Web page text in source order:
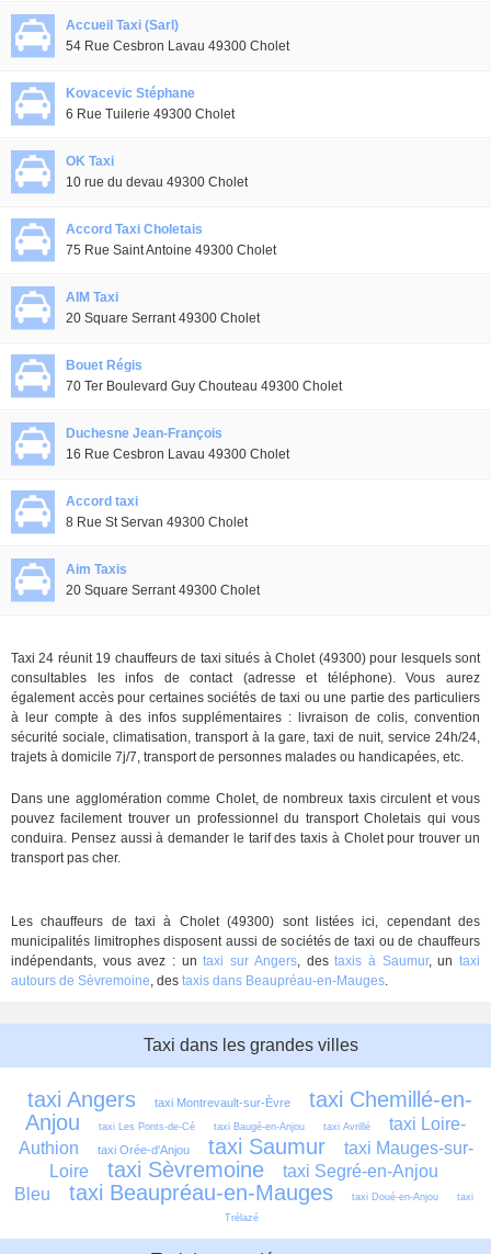
Accueil Taxi (Sarl)
54 Rue Cesbron Lavau 49300 Cholet
Kovacevic Stéphane
6 Rue Tuilerie 49300 Cholet
OK Taxi
10 rue du devau 49300 Cholet
Accord Taxi Choletais
75 Rue Saint Antoine 49300 Cholet
AIM Taxi
20 Square Serrant 49300 Cholet
Bouet Régis
70 Ter Boulevard Guy Chouteau 49300 Cholet
Duchesne Jean-François
16 Rue Cesbron Lavau 49300 Cholet
Accord taxi
8 Rue St Servan 49300 Cholet
Aim Taxis
20 Square Serrant 49300 Cholet
Taxi 24 réunit 19 chauffeurs de taxi situés à Cholet (49300) pour lesquels sont
consultables les infos de contact (adresse et téléphone). Vous aurez
également accès pour certaines sociétés de taxi ou une partie des particuliers
à leur compte à des infos supplémentaires : livraison de colis, convention
sécurité sociale, climatisation, transport à la gare, taxi de nuit, service 24h/24,
trajets à domicile 7j/7, transport de personnes malades ou handicapées, etc.
Dans une agglomération comme Cholet, de nombreux taxis circulent et vous
pouvez facilement trouver un professionnel du transport Choletais qui vous
conduira. Pensez aussi à demander le tarif des taxis à Cholet pour trouver un
transport pas cher.
Les chauffeurs de taxi à Cholet (49300) sont listées ici, cependant des
municipalités limitrophes disposent aussi de sociétés de taxi ou de chauffeurs
indépendants, vous avez : untaxi sur Angers, destaxis à Saumur, untaxi
autours de Sèvremoine, des taxis dans Beaupréau-en-Mauges.
Taxi dans les grandes villes
taxi Angers taxi Montrevault-sur-Èvre
taxi Chemillé-en-
Anjou
taxi Les Ponts-de-Cé taxi Baugé-en-Anjou taxi Avrillé
taxi Loire-
Authion
taxi Orée-d'Anjou taxi Saumur
taxi Mauges-sur-
Loire
taxi Sèvremoine
taxi Segré-en-Anjou
Bleu
taxi Beaupréau-en-Mauges taxi Doué-en-Anjou
taxi
Trélazé